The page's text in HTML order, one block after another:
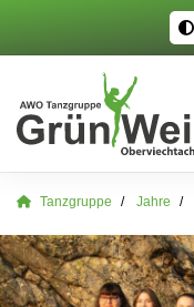
Tanzgruppe Jahre